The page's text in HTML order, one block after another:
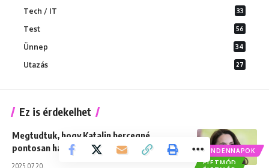
Tech / IT 33
Test 56
Ünnep 34
Utazás 27
Ez is érdekelhet
MINDENNAPOK
ÉLETMÓD
Megtudtuk, hogy Katalin hercegné
pontosan hány centi és hány kiló!
2025.07.20.